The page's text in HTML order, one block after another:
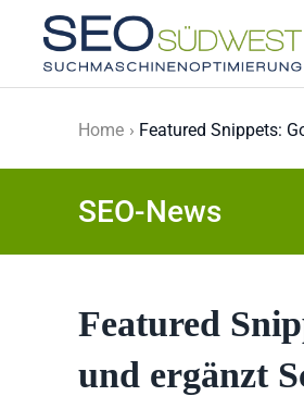
Skip to main content
Home Featured Snippets:
SEO-News
Featured
und ergänzt